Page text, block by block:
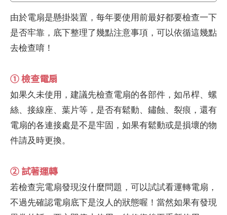
由於電扇是懸掛裝置，每年要使用前最好都要檢查一下
是否牢靠，底下整理了幾點注意事項，可以依循這幾點
去檢查唷！
① 檢查電扇
如果久未使用，建議先檢查電扇的各部件，如吊桿、螺
絲、接線座、葉片等，是否有鬆動、鏽蝕、裂痕，還有
電扇的各連接處是不是牢固，如果有鬆動或是損壞的物
件請及時更換。
② 試著運轉
若檢查完電扇發現沒什麼問題，可以試試看運轉電扇，
不過先確認電扇底下是沒人的狀態喔！當然如果有發現